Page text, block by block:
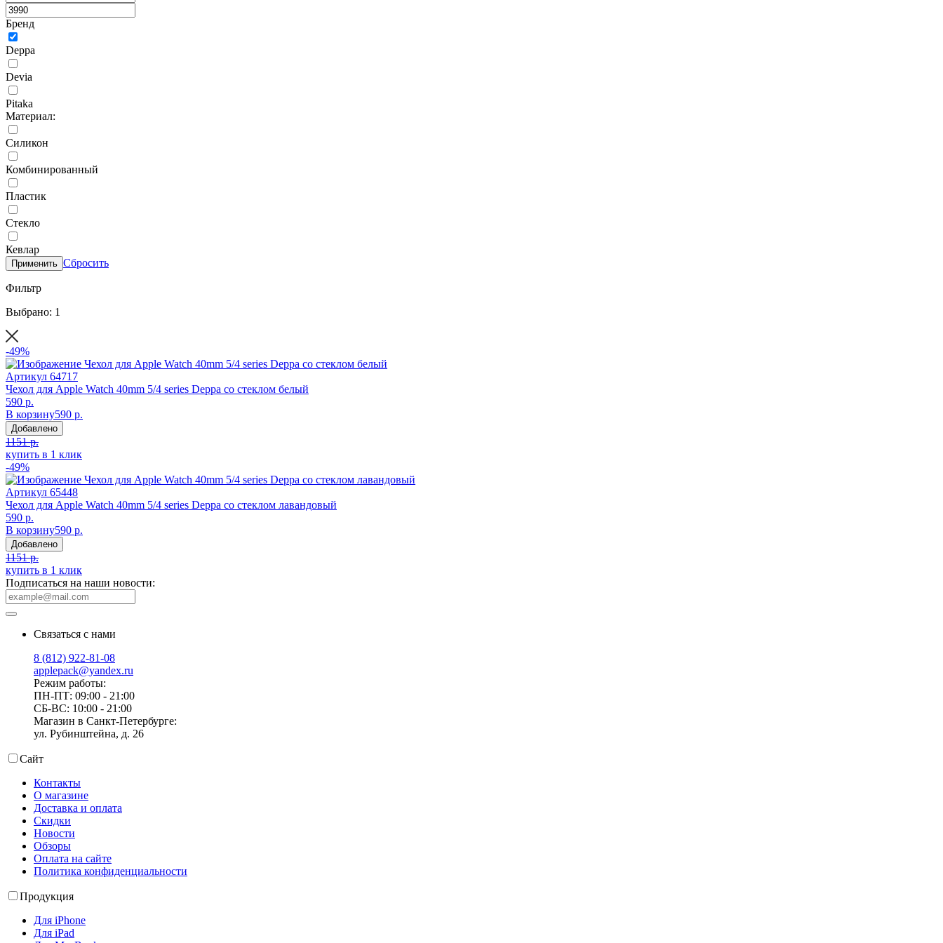
Бренд
Deppa
Devia
Pitaka
Материал:
Силикон
Комбинированный
Пластик
Стекло
Кевлар
Применить Сбросить
Фильтр
Выбрано: 1
-49%
Артикул 64717
Чехол для Apple Watch 40mm 5/4 series Deppa со стеклом белый
590 р.
В корзину590 р.
Добавлено
1151 р.
купить в 1 клик
-49%
Артикул 65448
Чехол для Apple Watch 40mm 5/4 series Deppa со стеклом лавандовый
590 р.
В корзину590 р.
Добавлено
1151 р.
купить в 1 клик
Подписаться на наши новости:
Связаться с нами
8 (812) 922-81-08
applepack@yandex.ru
Режим работы:
ПН-ПТ: 09:00 - 21:00
СБ-ВС: 10:00 - 21:00
Магазин в Санкт-Петербурге:
ул. Рубинштейна, д. 26
Сайт
Контакты
О магазине
Доставка и оплата
Скидки
Новости
Обзоры
Оплата на сайте
Политика конфиденциальности
Продукция
Для iPhone
Для iPad